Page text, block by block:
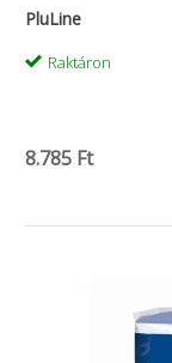
PluLine
Raktáron
8.785 Ft